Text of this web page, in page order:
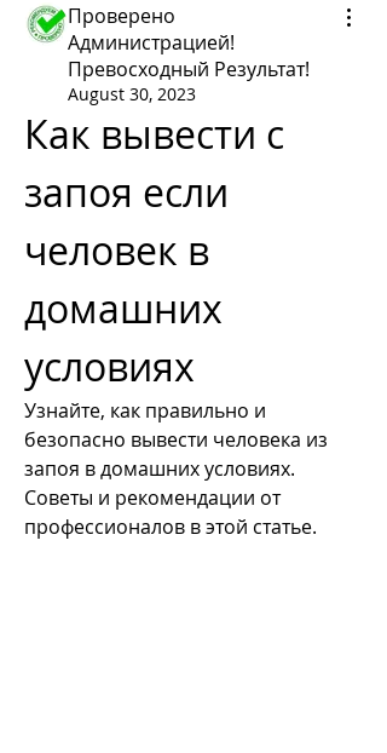
Проверено
Администрацией!
Превосходный Результат!
August 30, 2023
Как вывести с
запоя если
человек в
домашних
условиях
Узнайте, как правильно и
безопасно вывести человека из
запоя в домашних условиях.
Советы и рекомендации от
профессионалов в этой статье.